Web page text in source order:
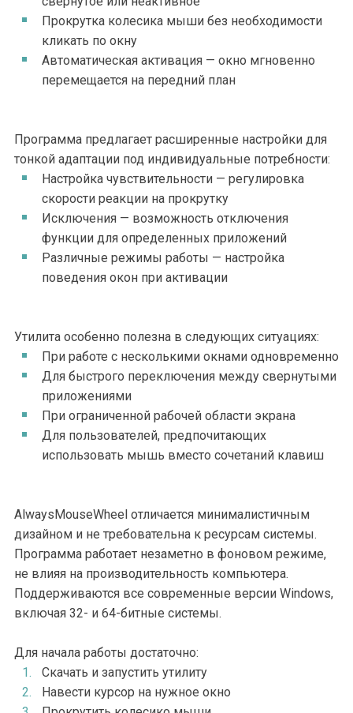
Прокрутка колесика мыши без необходимости
кликать по окну
Автоматическая активация — окно мгновенно
перемещается на передний план
Программа предлагает расширенные настройки для
тонкой адаптации под индивидуальные потребности:
Настройка чувствительности — регулировка
скорости реакции на прокрутку
Исключения — возможность отключения
функции для определенных приложений
Различные режимы работы — настройка
поведения окон при активации
Утилита особенно полезна в следующих ситуациях:
При работе с несколькими окнами одновременно
Для быстрого переключения между свернутыми
приложениями
При ограниченной рабочей области экрана
Для пользователей, предпочитающих
использовать мышь вместо сочетаний клавиш
AlwaysMouseWheel отличается минималистичным
дизайном и не требовательна к ресурсам системы.
Программа работает незаметно в фоновом режиме,
не влияя на производительность компьютера.
Поддерживаются все современные версии Windows,
включая 32- и 64-битные системы.
Для начала работы достаточно:
Скачать и запустить утилиту
Навести курсор на нужное окно